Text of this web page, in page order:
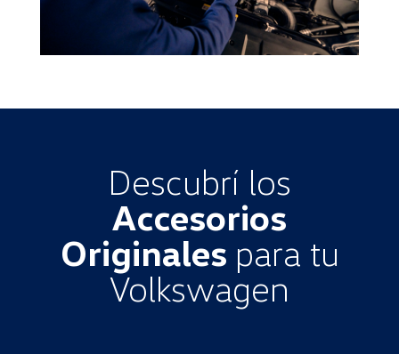
Descubrí los
Accesorios
Originales para tu
Volkswagen